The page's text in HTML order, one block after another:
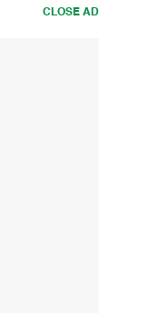
CLOSE AD